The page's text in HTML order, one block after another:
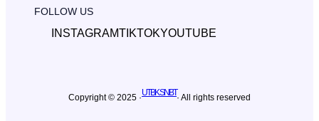
FOLLOW US
INSTAGRAMTIKTOKYOUTUBE
Copyright © 2025 ·
UTBK SNBT
· All rights reserved